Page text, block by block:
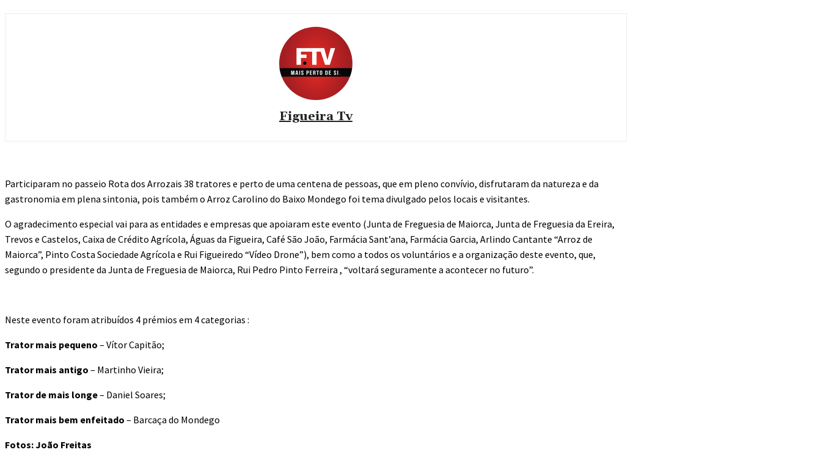
Figueira Tv
Participaram no passeio Rota dos Arrozais 38 tratores e perto de uma centena de pessoas, que em pleno convívio, disfrutaram da natureza e da
gastronomia em plena sintonia, pois também o Arroz Carolino do Baixo Mondego foi tema divulgado pelos locais e visitantes.
O agradecimento especial vai para as entidades e empresas que apoiaram este evento (Junta de Freguesia de Maiorca, Junta de Freguesia da Ereira,
Trevos e Castelos, Caixa de Crédito Agrícola, Águas da Figueira, Café São João, Farmácia Sant’ana, Farmácia Garcia, Arlindo Cantante “Arroz de
Maiorca”, Pinto Costa Sociedade Agrícola e Rui Figueiredo “Vídeo Drone”), bem como a todos os voluntários e a organização deste evento, que,
segundo o presidente da Junta de Freguesia de Maiorca, Rui Pedro Pinto Ferreira , “voltará seguramente a acontecer no futuro”.
Neste evento foram atribuídos 4 prémios em 4 categorias :
Trator mais pequeno – Vítor Capitão;
Trator mais antigo – Martinho Vieira;
Trator de mais longe– Daniel Soares;
Trator mais bem enfeitado – Barcaça do Mondego
Fotos: João Freitas